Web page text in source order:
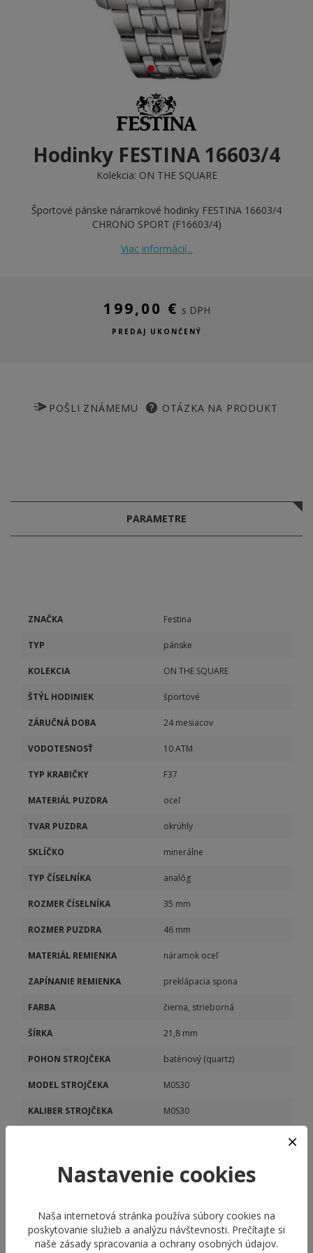
Hodinky FESTINA 16603/4
Kolekcia: ON THE SQUARE
Športové pánske náramkové hodinky FESTINA 16603/4
CHRONO SPORT (F16603/4)
Viac informácií...
199,00 € s DPH
PREDAJ UKONČENÝ
POŠLI ZNÁMEMU OTÁZKA NA PRODUKT
PARAMETRE
ZNAČKA Festina
TYP pánske
KOLEKCIA ON THE SQUARE
ŠTÝL HODINIEK športové
ZÁRUČNÁ DOBA 24 mesiacov
VODOTESNOSŤ 10 ATM
TYP KRABIČKY F37
MATERIÁL PUZDRA oceľ
TVAR PUZDRA okrúhly
SKLÍČKO minerálne
TYP ČÍSELNÍKA analóg
ROZMER ČÍSELNÍKA 35 mm
ROZMER PUZDRA 46 mm
MATERIÁL REMIENKA náramok oceľ
ZAPÍNANIE REMIENKA preklápacia spona
FARBA čierna, strieborná
ŠÍRKA 21,8 mm
POHON STROJČEKA batériový (quartz)
MODEL STROJČEKA M0S30
KALIBER STROJČEKA M0S30
Nastavenie cookies
Naša internetová stránka používa súbory cookies na
poskytovanie služieb a analýzu návštevnosti. Prečítajte si
naše zásady spracovania a ochrany osobných údajov.